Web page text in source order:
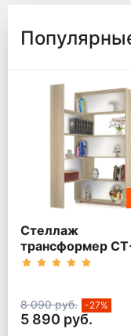
Стеллаж
трансформер
дуб сонома
8 090 руб. -27%
5 890 руб.